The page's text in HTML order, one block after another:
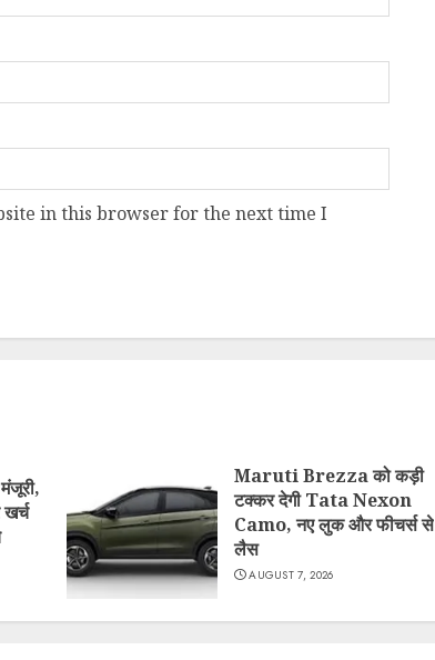
in this browser for the next time I
Maruti Brezza को कड़ी
टक्कर देगी Tata Nexon
Camo, नए लुक और फीचर्स से
लैस
AUGUST 7, 2026